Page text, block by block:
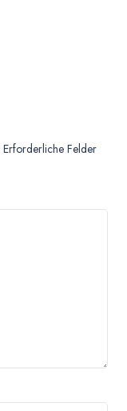
Erforderliche Felder